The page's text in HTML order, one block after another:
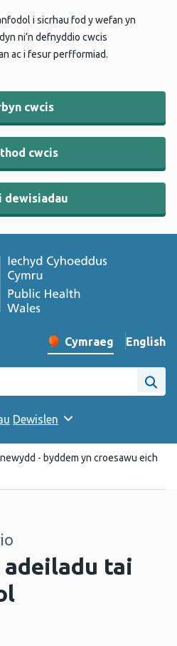
i sicrhau fod y wefan yn
ni’n defnyddio cwcis
ac i fesur perfformiad.
cwcis
cwcis
dewisiadau
Newid iaith y wefan
Cymraeg English
–
Cymru
Dewislen
- byddem yn croesawu eich
tai